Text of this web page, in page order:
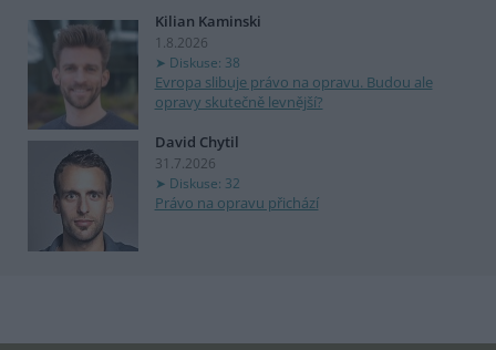
Kilian Kaminski
1.8.2026
Diskuse: 38
Evropa slibuje právo na opravu. Budou ale
opravy skutečně levnější?
David Chytil
31.7.2026
Diskuse: 32
Právo na opravu přichází